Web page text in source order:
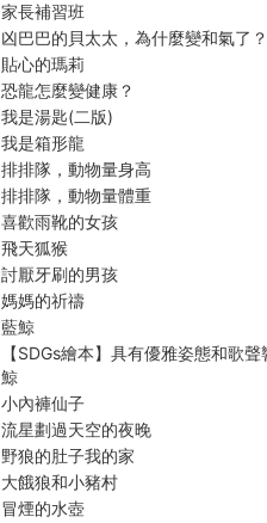
家長補習班
凶巴巴的貝太太，為什麼變和氣了？
貼心的瑪莉
恐龍怎麼變健康？
我是湯匙(二版)
我是箱形龍
排排隊，動物量身高
排排隊，動物量體重
喜歡雨靴的女孩
飛天狐猴
討厭牙刷的男孩
媽媽的祈禱
藍鯨
【SDGs繪本】具有優雅姿態和歌
鯨
小內褲仙子
流星劃過天空的夜晚
野狼的肚子我的家
大餓狼和小豬村
冒煙的水壺